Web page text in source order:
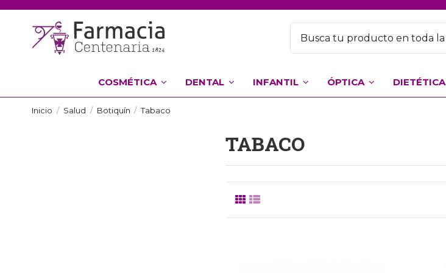
COSMÉTICA DENTAL INFANTIL ÓPTICA DIETÉTICA
Inicio Salud Botiquín Tabaco
TABACO